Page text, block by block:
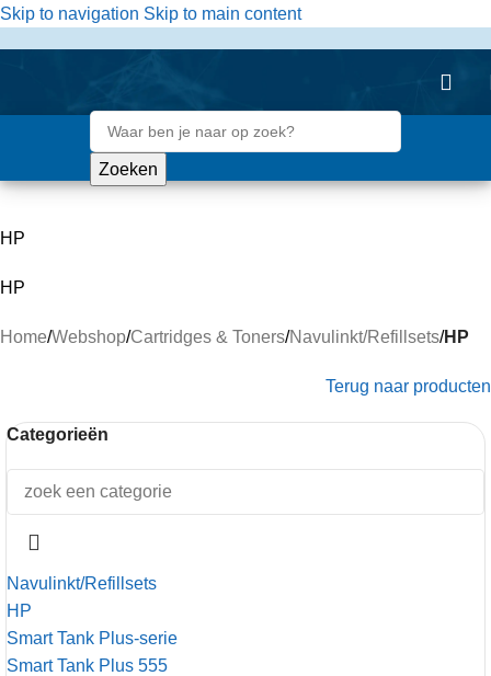
de
Skip to navigation Skip to main content
Zoeken
HP
HP
Home/Webshop/Cartridges & Toners/Navulinkt/Refillsets/HP
Terug naar producten
Categorieën
Navulinkt/Refillsets
HP
Smart Tank Plus-serie
Smart Tank Plus 555